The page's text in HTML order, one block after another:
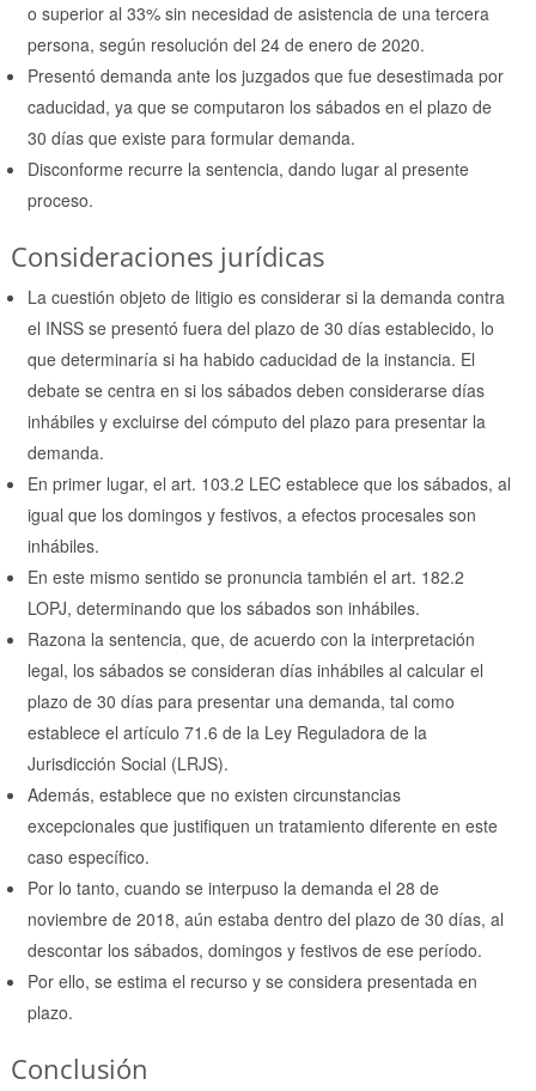
o superior al 33% sin necesidad de asistencia de una tercera
persona, según resolución del 24 de enero de 2020.
Presentó demanda ante los juzgados que fue desestimada por
caducidad, ya que se computaron los sábados en el plazo de
30 días que existe para formular demanda.
Disconforme recurre la sentencia, dando lugar al presente
proceso.
Consideraciones jurídicas
La cuestión objeto de litigio es considerar si la demanda contra
el INSS se presentó fuera del plazo de 30 días establecido, lo
que determinaría si ha habido caducidad de la instancia. El
debate se centra en si los sábados deben considerarse días
inhábiles y excluirse del cómputo del plazo para presentar la
demanda.
En primer lugar, el art. 103.2 LEC establece que los sábados, al
igual que los domingos y festivos, a efectos procesales son
inhábiles.
En este mismo sentido se pronuncia también el art. 182.2
LOPJ, determinando que los sábados son inhábiles.
Razona la sentencia, que, de acuerdo con la interpretación
legal, los sábados se consideran días inhábiles al calcular el
plazo de 30 días para presentar una demanda, tal como
establece el artículo 71.6 de la Ley Reguladora de la
Jurisdicción Social (LRJS).
Además, establece que no existen circunstancias
excepcionales que justifiquen un tratamiento diferente en este
caso específico.
Por lo tanto, cuando se interpuso la demanda el 28 de
noviembre de 2018, aún estaba dentro del plazo de 30 días, al
descontar los sábados, domingos y festivos de ese período.
Por ello, se estima el recurso y se considera presentada en
plazo.
Conclusión